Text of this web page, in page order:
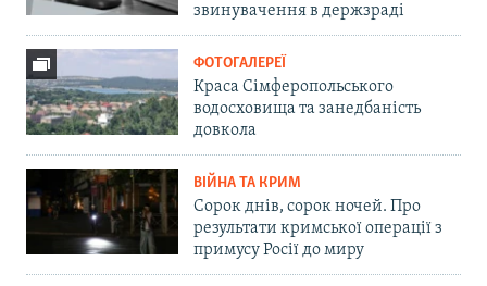
звинувачення в держзраді
ФОТОГАЛЕРЕЇ
Краса Сімферопольського
водосховища та занедбаність
довкола
ВІЙНА ТА КРИМ
Сорок днів, сорок ночей. Про
результати кримської операції з
примусу Росії до миру